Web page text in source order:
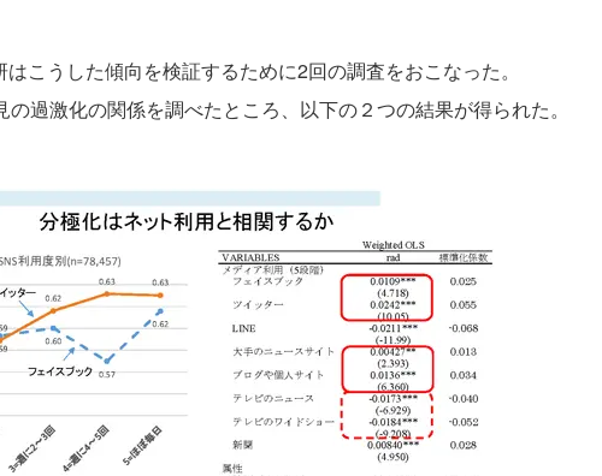
こうした傾向を検証するために2回の調査をおこなった。
過激化の関係を調べたところ、以下の２つの結果が得られた。